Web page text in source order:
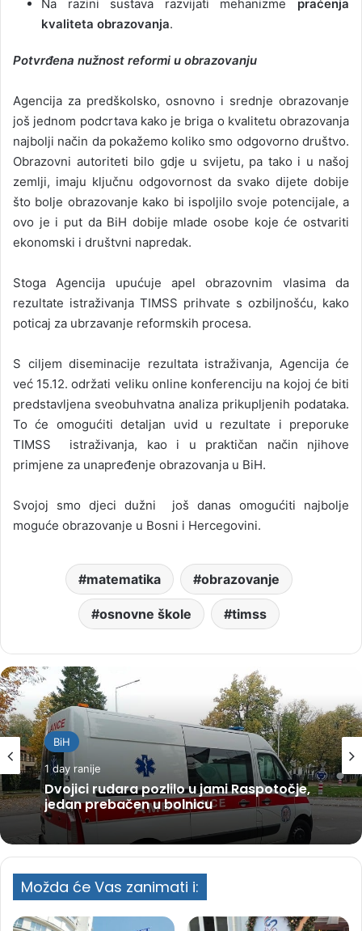
Na razini sustava razvijati mehanizme praćenja
kvaliteta obrazovanja.
Potvrđena nužnost reformi u obrazovanju
Agencija za predškolsko, osnovno i srednje obrazovanje
još jednom podcrtava kako je briga o kvalitetu obrazovanja
najbolji način da pokažemo koliko smo odgovorno društvo.
Obrazovni autoriteti bilo gdje u svijetu, pa tako i u našoj
zemlji, imaju ključnu odgovornost da svako dijete dobije
što bolje obrazovanje kako bi ispoljilo svoje potencijale, a
ovo je i put da BiH dobije mlade osobe koje će ostvariti
ekonomski i društvni napredak.
Stoga Agencija upućuje apel obrazovnim vlasima da
rezultate istraživanja TIMSS prihvate s ozbiljnošću, kako
poticaj za ubrzavanje reformskih procesa.
S ciljem diseminacije rezultata istraživanja, Agencija će
već 15.12. održati veliku online konferenciju na kojoj će biti
predstavljena sveobuhvatna analiza prikupljenih podataka.
To će omogućiti detaljan uvid u rezultate i preporuke
TIMSS istraživanja, kao i u praktičan način njihove
primjene za unapređenje obrazovanja u BiH.
Svojoj smo djeci dužni još danas omogućiti najbolje
moguće obrazovanje u Bosni i Hercegovini.
matematika obrazovanje
osnovne škole timss
BiH
1 day ranije
Dvojici rudara pozlilo u jami Raspotočje,
jedan prebačen u bolnicu
Možda će Vas zanimati i: